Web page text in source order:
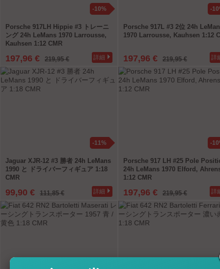
-10%
Porsche 917LH Hippie #3 トレーニ
ング 24h LeMans 1970 Larrousse,
Kauhsen 1:12 CMR
197,96 € 219,95 € 詳細
-
Porsche 917L #3 2位 24h
1970 Larrousse, Kauhsen 1:12
197,96 € 219,95 € 詳
-11%
Jaguar XJR-12 #3 勝者 24h LeMans
1990 と ドライバーフィギュア 1:18
CMR
99,90 € 111,85 € 詳細
-
Porsche 917 LH #25 Pole
24h LeMans 1970 Elford,
1:12 CMR
197,96 € 219,95 € 詳